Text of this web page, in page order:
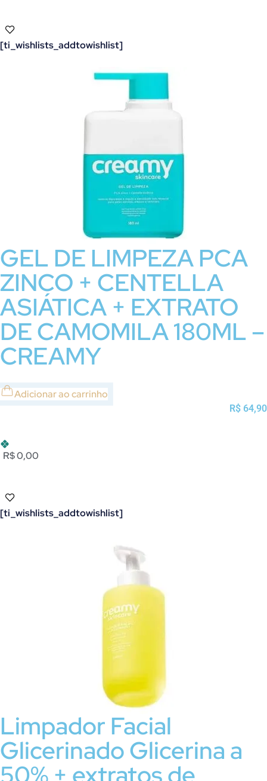
[ti_wishlists_addtowishlist]
GEL DE LIMPEZA PCA
ZINCO + CENTELLA
ASIÁTICA + EXTRATO
DE CAMOMILA 180ML –
CREAMY
Adicionar ao carrinho
R$ 64,90
R$ 0,00
[ti_wishlists_addtowishlist]
Limpador Facial
Glicerinado Glicerina a
50% + extratos de